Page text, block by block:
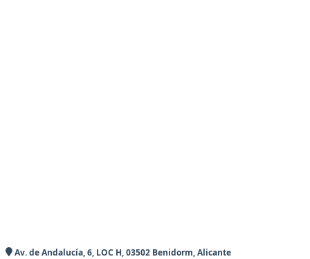
Av. de Andalucía, 6, LOC H, 03502 Benidorm, Alicante